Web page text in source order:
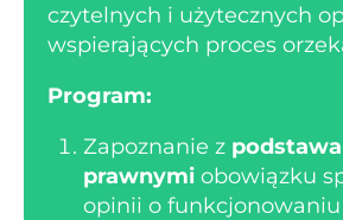
czytelnych i użytecznych
wspierających proces
Program:
Zapoznanie z
prawnymi obowiązku
opinii o